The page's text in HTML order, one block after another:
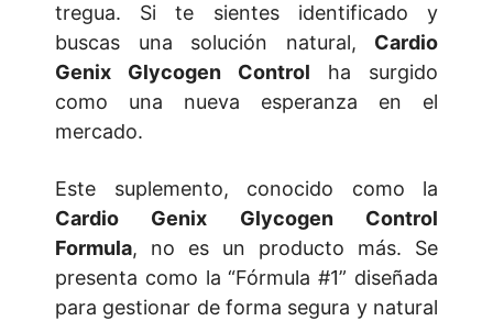
tregua. Si te sientes identificado y
buscas una solución natural, Cardio
Genix Glycogen Control ha surgido
como una nueva esperanza en el
mercado.
Este suplemento, conocido como la
Cardio Genix Glycogen Control
Formula, no es un producto más. Se
presenta como la “Fórmula #1” diseñada
para gestionar de forma segura y natural